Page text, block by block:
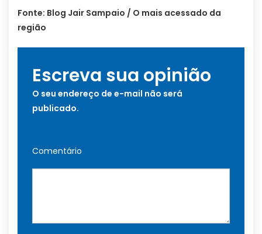
Fonte: Blog Jair Sampaio / O mais acessado da
região
Escreva sua opinião
O seu endereço de e-mail não será
publicado.
Comentário